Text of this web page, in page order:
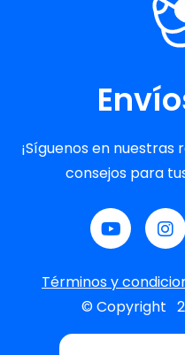
¡Síguenos en
consejos para
Términos y
© Copyright